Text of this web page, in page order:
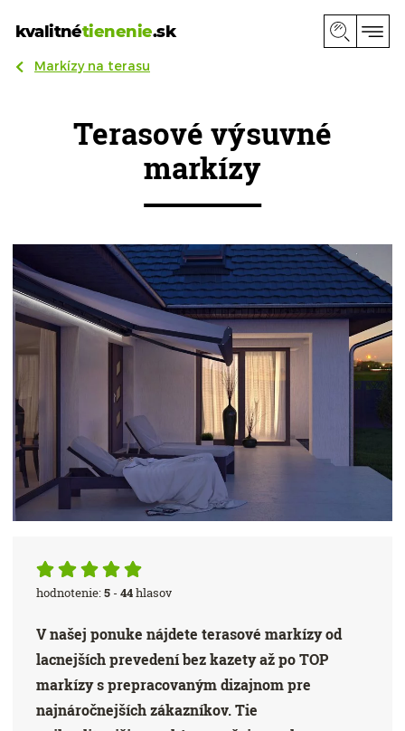
kvalitnétienenie.sk
Markízy na terasu
Terasové výsuvné
markízy
hodnotenie:5 -44hlasov
V našej ponuke nájdete terasové markízy od
lacnejších prevedení bez kazety až po TOP
markízy s prepracovaným dizajnom pre
najnáročnejších zákazníkov. Tie